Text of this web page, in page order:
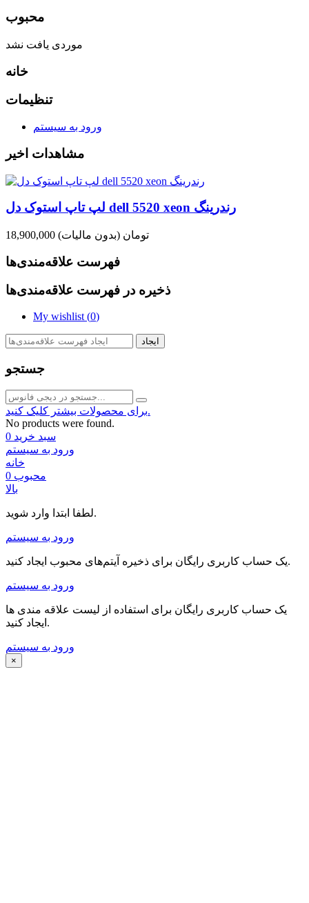
محبوب
موردی یافت نشد
خانه
تنظیمات
ورود به سیستم
مشاهدات اخیر
لپ تاپ استوک دل dell 5520 xeon رندرینگ
18,900,000 تومان (بدون مالیات)
فهرست علاقه‌مندی‌ها
ذخیره در فهرست علاقه‌مندی‌ها
My wishlist (0)
ایجاد
جستجو
برای محصولات بیشتر کلیک کنید.
No products were found.
سبد خرید 0
ورود به سیستم
خانه
محبوب 0
بالا
لطفا ابتدا وارد شوید.
ورود به سیستم
یک حساب کاربری رایگان برای ذخیره آیتم‌های محبوب ایجاد کنید.
ورود به سیستم
یک حساب کاربری رایگان برای استفاده از لیست علاقه مندی ها
ایجاد کنید.
ورود به سیستم
×